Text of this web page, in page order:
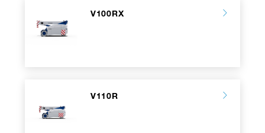
V100RX
V110R